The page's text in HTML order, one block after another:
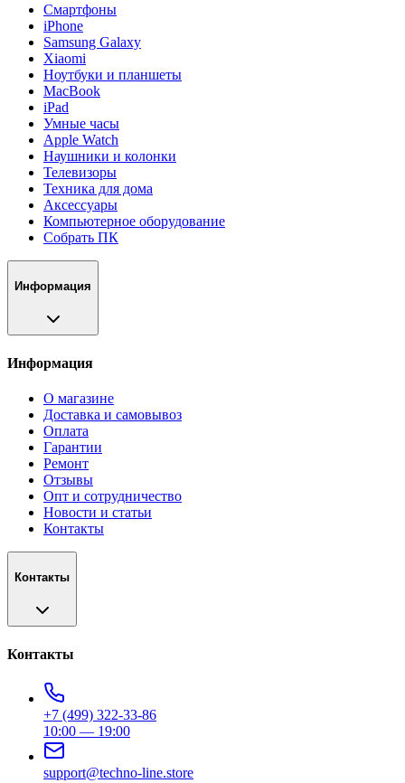
Смартфоны
iPhone
Samsung Galaxy
Xiaomi
Ноутбуки и планшеты
MacBook
iPad
Умные часы
Apple Watch
Наушники и колонки
Телевизоры
Техника для дома
Аксессуары
Компьютерное оборудование
Собрать ПК
Информация
Информация
О магазине
Доставка и самовывоз
Оплата
Гарантии
Ремонт
Отзывы
Опт и сотрудничество
Новости и статьи
Контакты
Контакты
Контакты
+7 (499) 322-33-86
10:00 — 19:00
support@techno-line.store